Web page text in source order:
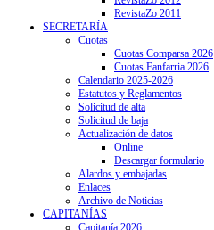
RevistaZo 2011
SECRETARÍA
Cuotas
Cuotas Comparsa 2026
Cuotas Fanfarria 2026
Calendario 2025-2026
Estatutos y Reglamentos
Solicitud de alta
Solicitud de baja
Actualización de datos
Online
Descargar formulario
Alardos y embajadas
Enlaces
Archivo de Noticias
CAPITANÍAS
Capitanía 2026